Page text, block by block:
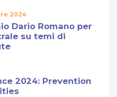
2024
Dario Romano per
su temi di
2024: Prevention